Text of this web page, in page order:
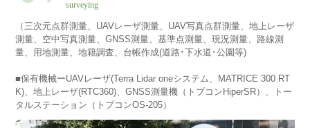
surveying
（三次元点群測量、UAVレーザ測量、UAV写真点群測量、地上レーザ
測量、空中写真測量、GNSS測量、基準点測量、現況測量、路線測
量、用地測量、地籍調査、台帳作成(道路･下水道･公園等)
■保有機械ーUAVレーザ(Terra Lidar oneシステム、MATRICE 300 RT
K)、地上レーザ(RTC360)、GNSS測量機（トプコンHiperSR）、トー
タルステーション（トプコンOS-205）